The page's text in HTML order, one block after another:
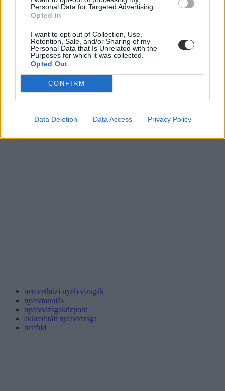
Personal Data for Targeted Advertising.
Opted In
I want to opt-out of Collection, Use,
Retention, Sale, and/or Sharing of my
Personal Data that Is Unrelated with the
Purposes for which it was collected.
Opted Out
CONFIRM
Data Deletion Data Access Privacy Policy
Tetszett a cikk? Iratkozz fel hírlevelünkre
Ha szeretnéd megkapni legfrissebb cikkeinket az érettségiről, az
egyetemi-főiskolai és a középiskolai felvételiről, ha érdekelnek a
felsőoktatás, a közoktatás, a nyelvoktatás és a felnőttképzés
legfontosabb változásai,iratkozz fel hírleveleinkre.
nemzetközi nyelvvizsgák
nyelvtanulás
nyelvvizsgaközpont
akkreditált nyelvvizsga
belföld